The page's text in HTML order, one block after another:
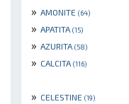
» AMONITE (64)
» APATITA (15)
» AZURITA (58)
» CALCITA (116)
» CELESTINE (19)